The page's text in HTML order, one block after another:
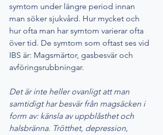
symtom under längre period innan
man söker sjukvård. Hur mycket och
hur ofta man har symtom varierar ofta
över tid. De symtom som oftast ses vid
IBS är: Magsmärtor, gasbesvär och
avföringsrubbningar.
Det är inte heller ovanligt att man
samtidigt har besvär från magsäcken i
form av: känsla av uppblåsthet och
halsbränna. Trötthet, depression,